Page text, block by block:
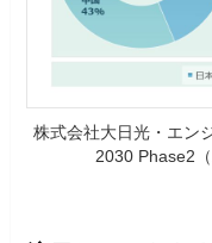
株式会社大日光・エン
2030 Phase2